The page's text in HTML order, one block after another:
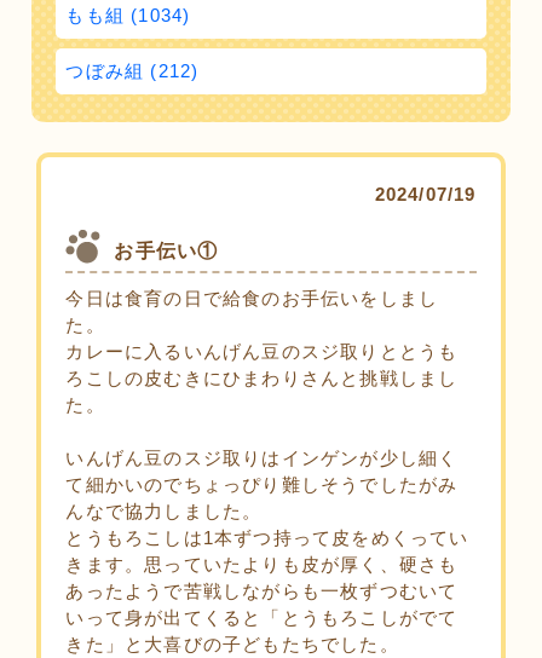
もも組 (1034)
つぼみ組 (212)
2024/07/19
お手伝い①
今日は食育の日で給食のお手伝いをしまし
た。
カレーに入るいんげん豆のスジ取りととうも
ろこしの皮むきにひまわりさんと挑戦しまし
た。
いんげん豆のスジ取りはインゲンが少し細く
て細かいのでちょっぴり難しそうでしたがみ
んなで協力しました。
とうもろこしは1本ずつ持って皮をめくってい
きます。思っていたよりも皮が厚く、硬さも
あったようで苦戦しながらも一枚ずつむいて
いって身が出てくると「とうもろこしがでて
きた」と大喜びの子どもたちでした。